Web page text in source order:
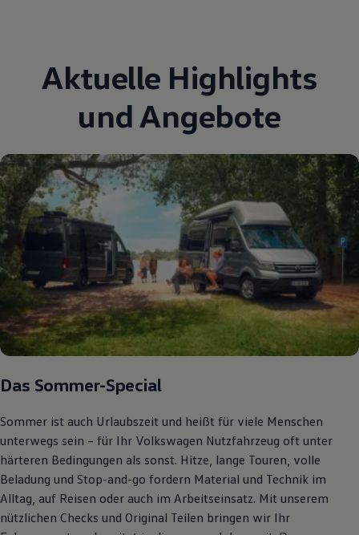
Karriere im Autohaus
Nachhaltigkeit
Kunden
Gesellschaft
Natur
Rückblick VW Bus Festival 2023
75 Jahre Bulli Jubiläum
Bulli Magazin
Fahrzeugabholung ab Werk
Uptime
Aktuelle Highlights
und Angebote
Das Sommer-Special
Sommer ist auch Urlaubszeit und heißt für viele Menschen
unterwegs sein – für Ihr Volkswagen Nutzfahrzeug oft unter
härteren Bedingungen als sonst. Hitze, lange Touren, volle
Beladung und Stop-and-go fordern Material und Technik im
Alltag, auf Reisen oder auch im Arbeitseinsatz. Mit unserem
nützlichen Checks und Original Teilen bringen wir Ihr